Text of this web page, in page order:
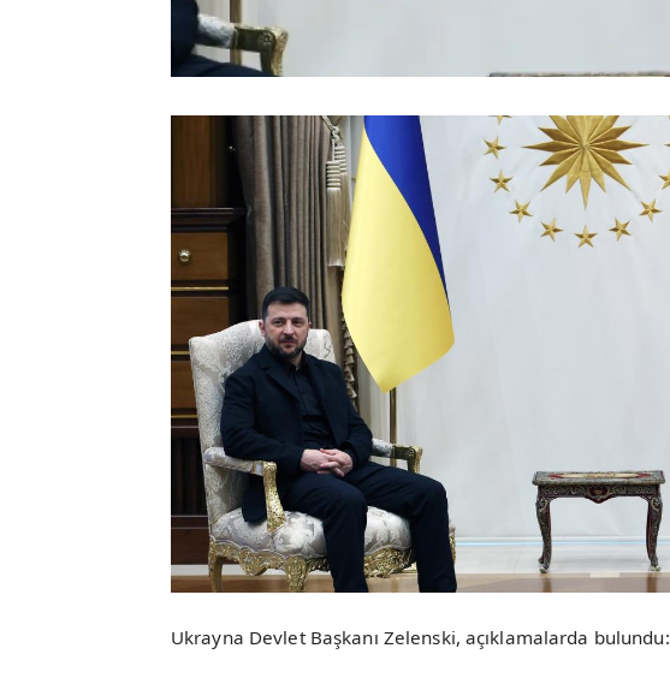
Ukrayna Devlet Başkanı Zelenski, açıklamalarda bulundu: